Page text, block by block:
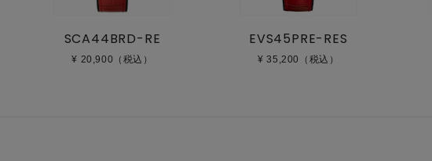
SCA44BRD-RE
¥ 20,900（税込）
EVS45PRE-RES
¥ 35,200（税込）